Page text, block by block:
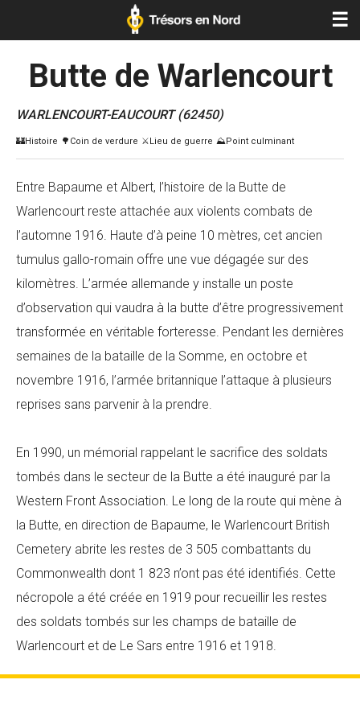
☰
Butte de Warlencourt
WARLENCOURT-EAUCOURT (62450)
Entre Bapaume et Albert, l’histoire de la Butte de
Warlencourt reste attachée aux violents combats de
l’automne 1916. Haute d’à peine 10 mètres, cet ancien
tumulus gallo-romain offre une vue dégagée sur des
kilomètres. L’armée allemande y installe un poste
d’observation qui vaudra à la butte d’être progressivement
transformée en véritable forteresse. Pendant les dernières
semaines de la bataille de la Somme, en octobre et
novembre 1916, l’armée britannique l’attaque à plusieurs
reprises sans parvenir à la prendre.
En 1990, un mémorial rappelant le sacrifice des soldats
tombés dans le secteur de la Butte a été inauguré par la
Western Front Association. Le long de la route qui mène à
la Butte, en direction de Bapaume, le Warlencourt British
Cemetery abrite les restes de 3 505 combattants du
Commonwealth dont 1 823 n’ont pas été identifiés. Cette
nécropole a été créée en 1919 pour recueillir les restes
des soldats tombés sur les champs de bataille de
Warlencourt et de Le Sars entre 1916 et 1918.